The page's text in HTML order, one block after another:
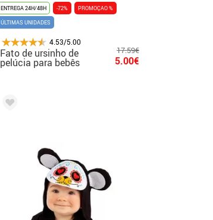
ENTREGA 24H/48H -72%
PROMOÇAO %
ÚLTIMAS UNIDADES
4.53/5.00
Fato de ursinho de
pelúcia para bebês
17.59€
5.00€